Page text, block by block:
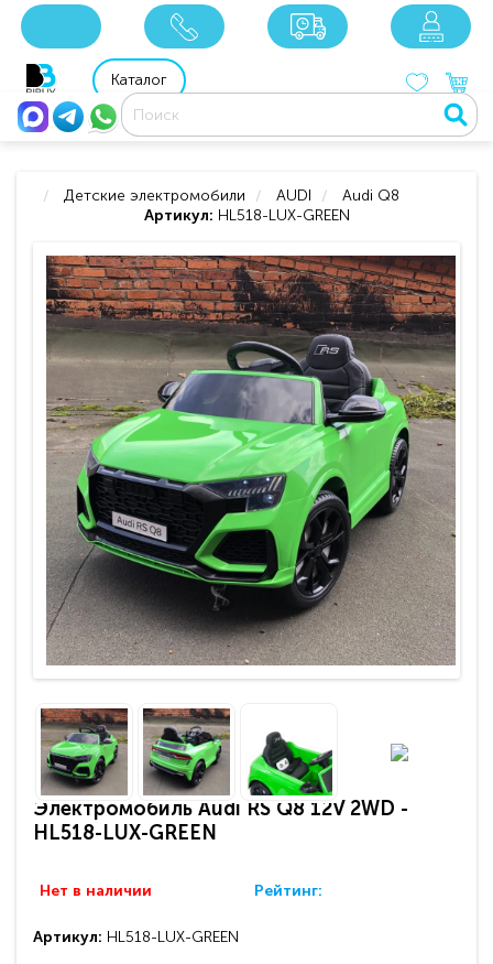
8 800 201 92 06
Каталог
Детские электромобили AUDI
Audi Q8
Артикул: HL518-LUX-GREEN
Электромобиль Audi RS Q8 12V 2WD -
HL518-LUX-GREEN
Нет в наличии Рейтинг:
Артикул: HL518-LUX-GREEN
xxx